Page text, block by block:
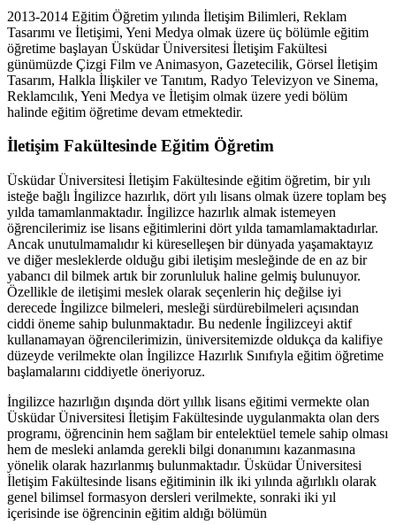
2013-2014 Eğitim Öğretim yılında İletişim Bilimleri, Reklam
Tasarımı ve İletişimi, Yeni Medya olmak üzere üç bölümle eğitim
öğretime başlayan Üsküdar Üniversitesi İletişim Fakültesi
günümüzde Çizgi Film ve Animasyon, Gazetecilik, Görsel İletişim
Tasarım, Halkla İlişkiler ve Tanıtım, Radyo Televizyon ve Sinema,
Reklamcılık, Yeni Medya ve İletişim olmak üzere yedi bölüm
halinde eğitim öğretime devam etmektedir.
İletişim Fakültesinde Eğitim Öğretim
Üsküdar Üniversitesi İletişim Fakültesinde eğitim öğretim, bir yılı
isteğe bağlı İngilizce hazırlık, dört yılı lisans olmak üzere toplam beş
yılda tamamlanmaktadır. İngilizce hazırlık almak istemeyen
öğrencilerimiz ise lisans eğitimlerini dört yılda tamamlamaktadırlar.
Ancak unutulmamalıdır ki küreselleşen bir dünyada yaşamaktayız
ve diğer mesleklerde olduğu gibi iletişim mesleğinde de en az bir
yabancı dil bilmek artık bir zorunluluk haline gelmiş bulunuyor.
Özellikle de iletişimi meslek olarak seçenlerin hiç değilse iyi
derecede İngilizce bilmeleri, mesleği sürdürebilmeleri açısından
ciddi öneme sahip bulunmaktadır. Bu nedenle İngilizceyi aktif
kullanamayan öğrencilerimizin, üniversitemizde oldukça da kalifiye
düzeyde verilmekte olan İngilizce Hazırlık Sınıfıyla eğitim öğretime
başlamalarını ciddiyetle öneriyoruz.
İngilizce hazırlığın dışında dört yıllık lisans eğitimi vermekte olan
Üsküdar Üniversitesi İletişim Fakültesinde uygulanmakta olan ders
programı, öğrencinin hem sağlam bir entelektüel temele sahip olması
hem de mesleki anlamda gerekli bilgi donanımını kazanmasına
yönelik olarak hazırlanmış bulunmaktadır. Üsküdar Üniversitesi
İletişim Fakültesinde lisans eğitiminin ilk iki yılında ağırlıklı olarak
genel bilimsel formasyon dersleri verilmekte, sonraki iki yıl
içerisinde ise öğrencinin eğitim aldığı bölümün